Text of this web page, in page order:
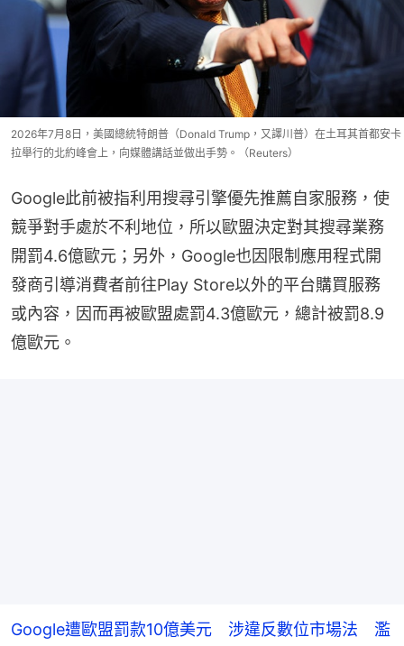
2026年7月8日，美國總統特朗普（Donald Trump，又譯川普）在土耳其首都安卡
拉舉行的北約峰會上，向媒體講話並做出手勢。（Reuters）
Google此前被指利用搜尋引擎優先推薦自家服務，使
競爭對手處於不利地位，所以歐盟決定對其搜尋業務
開罰4.6億歐元；另外，Google也因限制應用程式開
發商引導消費者前往Play Store以外的平台購買服務
或內容，因而再被歐盟處罰4.3億歐元，總計被罰8.9
億歐元。
Google遭歐盟罰款10億美元 涉違反數位市場法 濫